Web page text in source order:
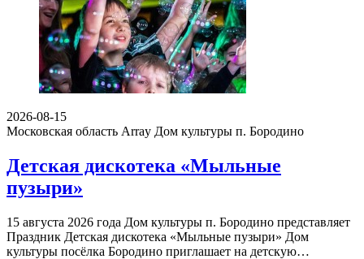
2026-08-15
Московская область Array Дом культуры п. Бородино
Детская дискотека «Мыльные
пузыри»
15 августа 2026 года Дом культуры п. Бородино представляет
Праздник Детская дискотека «Мыльные пузыри» Дом
культуры посёлка Бородино приглашает на детскую…